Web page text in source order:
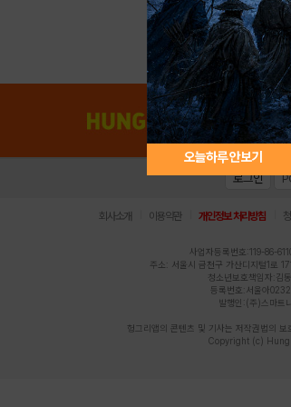
아이디 / 비밀번
오늘하루 안보기
로그인
회사소개 이용약관 개인정보 처리방침
사업자등록번호:119-86-
주소: 서울시 금천구 가산디지털1로
청소년보호책임자:김
등록번호:서울아
발행인:(주)스마트
헝그리앱의 콘텐츠 및 기사는 저작권법의
Copyright (c)